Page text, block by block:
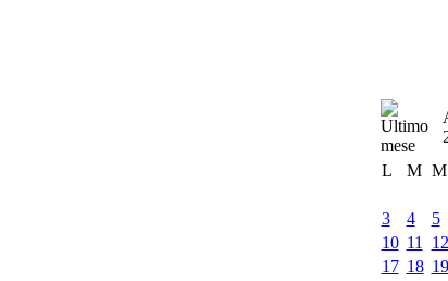
L
M M
3
4 5
10 11 12
17 18 19